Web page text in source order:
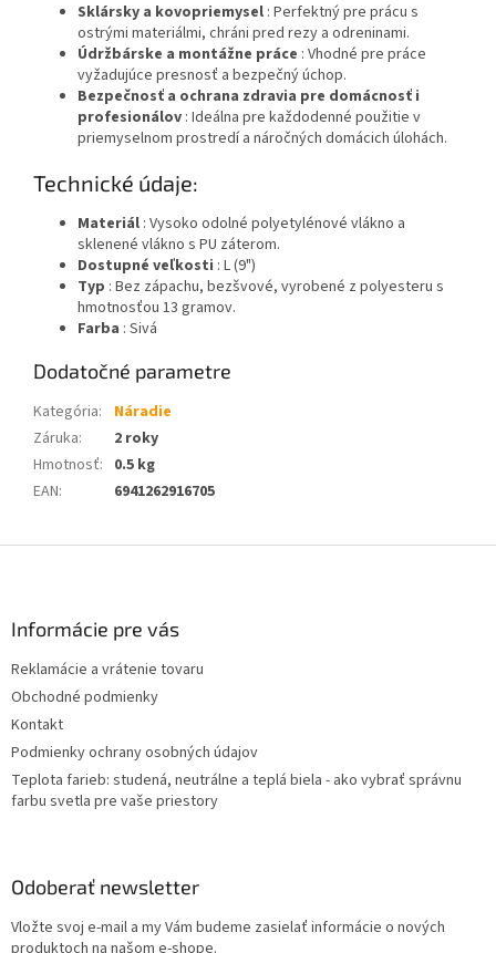
Sklársky a kovopriemysel : Perfektný pre prácu s
ostrými materiálmi, chráni pred rezy a odreninami.
Údržbárske a montážne práce : Vhodné pre práce
vyžadujúce presnosť a bezpečný úchop.
Bezpečnosť a ochrana zdravia pre domácnosť i
profesionálov : Ideálna pre každodenné použitie v
priemyselnom prostredí a náročných domácich úlohách.
Technické údaje:
Materiál : Vysoko odolné polyetylénové vlákno a
sklenené vlákno s PU záterom.
Dostupné veľkosti : L (9")
Typ : Bez zápachu, bezšvové, vyrobené z polyesteru s
hmotnosťou 13 gramov.
Farba : Sivá
Dodatočné parametre
Kategória:
Náradie
Záruka:
2 roky
Hmotnosť: 0.5 kg
EAN: 6941262916705
Informácie pre vás
Reklamácie a vrátenie tovaru
Obchodné podmienky
Kontakt
Podmienky ochrany osobných údajov
Teplota farieb: studená, neutrálne a teplá biela - ako vybrať správnu
farbu svetla pre vaše priestory
Odoberať newsletter
Vložte svoj e-mail a my Vám budeme zasielať informácie o nových
produktoch na našom e-shope.